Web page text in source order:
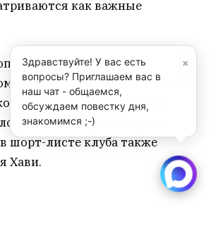
как важные
выкупа контракта
может быть решен за счет
«Байер» получит в
Помимо упомянутых
шорт-листе клуба также
Хави.
×
Здравствуйте! У вас есть
вопросы? Приглашаем вас в
наш чат - общаемся,
обсуждаем повестку дня,
знакомимся ;-)